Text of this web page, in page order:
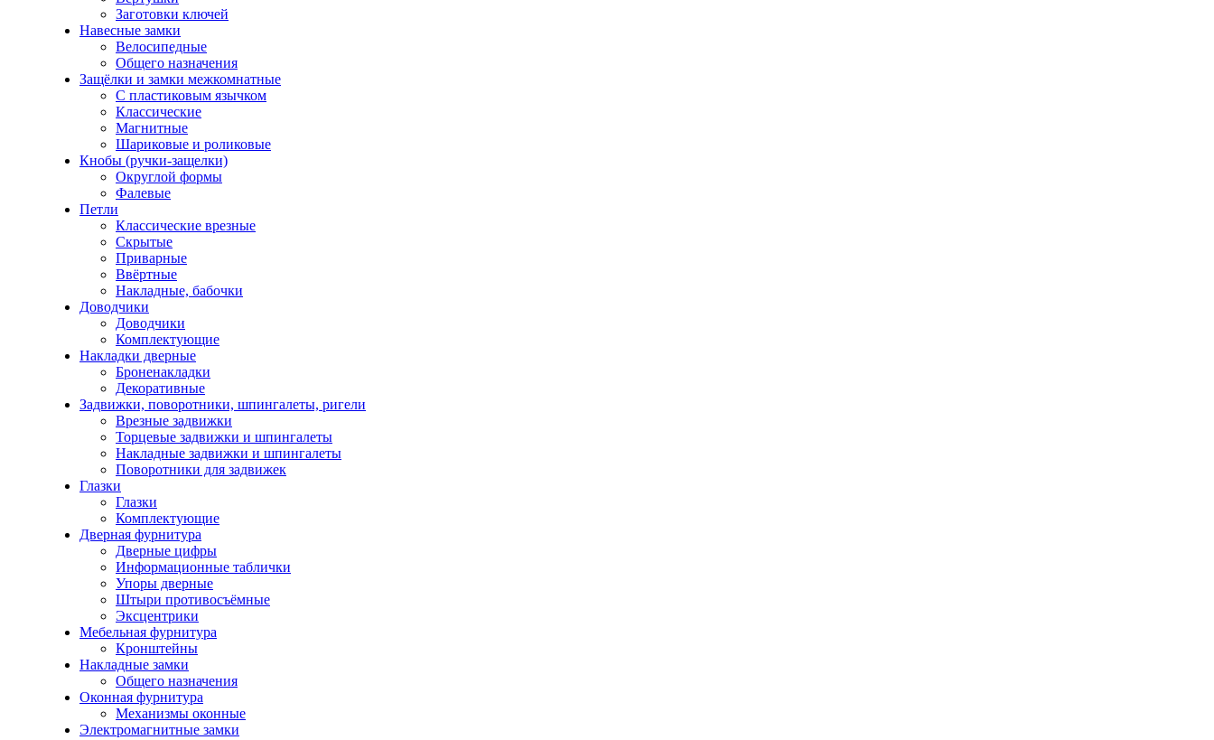
Заготовки ключей
Навесные замки
Велосипедные
Общего назначения
Защёлки и замки межкомнатные
С пластиковым язычком
Классические
Магнитные
Шариковые и роликовые
Кнобы (ручки-защелки)
Округлой формы
Фалевые
Петли
Классические врезные
Скрытые
Приварные
Ввёртные
Накладные, бабочки
Доводчики
Доводчики
Комплектующие
Накладки дверные
Броненакладки
Декоративные
Задвижки, поворотники, шпингалеты, ригели
Врезные задвижки
Торцевые задвижки и шпингалеты
Накладные задвижки и шпингалеты
Поворотники для задвижек
Глазки
Глазки
Комплектующие
Дверная фурнитура
Дверные цифры
Информационные таблички
Упоры дверные
Штыри противосъёмные
Эксцентрики
Мебельная фурнитура
Кронштейны
Накладные замки
Общего назначения
Оконная фурнитура
Механизмы оконные
Электромагнитные замки